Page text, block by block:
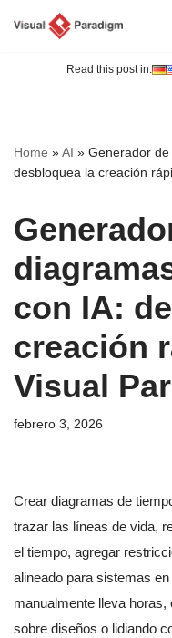
Read this post in:
Home »AI » Generador
desbloquea la creación
con IA:
creación
Visual
febrero 3, 2026
Crear diagramas de
trazar las líneas de vida,
el tiempo, agregar
alineado para sistemas
manualmente lleva
sobre diseños o lidiando